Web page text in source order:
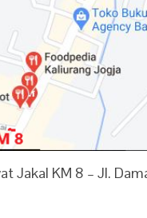
Jakal KM 8 – Jl.